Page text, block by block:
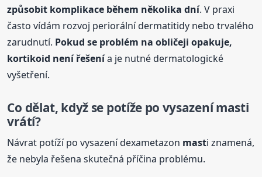
způsobit komplikace během několika dní. V praxi
často vídám rozvoj periorální dermatitidy nebo trvalého
zarudnutí. Pokud se problém na obličeji opakuje,
kortikoid není řešenía je nutné dermatologické
vyšetření.
Co dělat, když se potíže po vysazenímasti
vrátí?
Návrat potíží po vysazení dexametazon masti znamená,
že nebyla řešena skutečná příčina problému.